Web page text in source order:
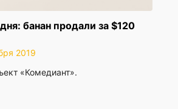
банан продали за $120
2019
«Комедиант».